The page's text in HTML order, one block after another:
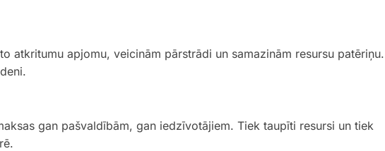
atkritumu apjomu, veicinām pārstrādi un samazinām resursu patēriņu.
gan pašvaldībām, gan iedzīvotājiem. Tiek taupīti resursi un tiek